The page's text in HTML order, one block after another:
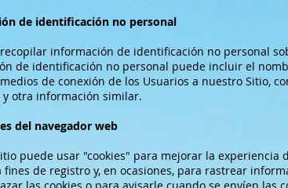
de identificación no personal
información de identificación no personal
de identificación no personal puede incluir el
de conexión de los Usuarios a nuestro Sitio,
otra información similar.
del navegador web
puede usar "cookies" para mejorar la experiencia
de registro y, en ocasiones, para rastrear